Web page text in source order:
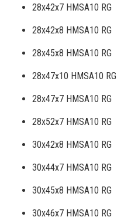
28x42x7 HMSA10 RG
28x42x8 HMSA10 RG
28x45x8 HMSA10 RG
28x47x10 HMSA10 RG
28x47x7 HMSA10 RG
28x52x7 HMSA10 RG
30x42x8 HMSA10 RG
30x44x7 HMSA10 RG
30x45x8 HMSA10 RG
30x46x7 HMSA10 RG